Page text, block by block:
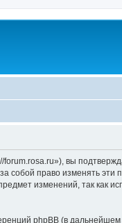
вы
право изменять
изменений, так как
phpBB (в